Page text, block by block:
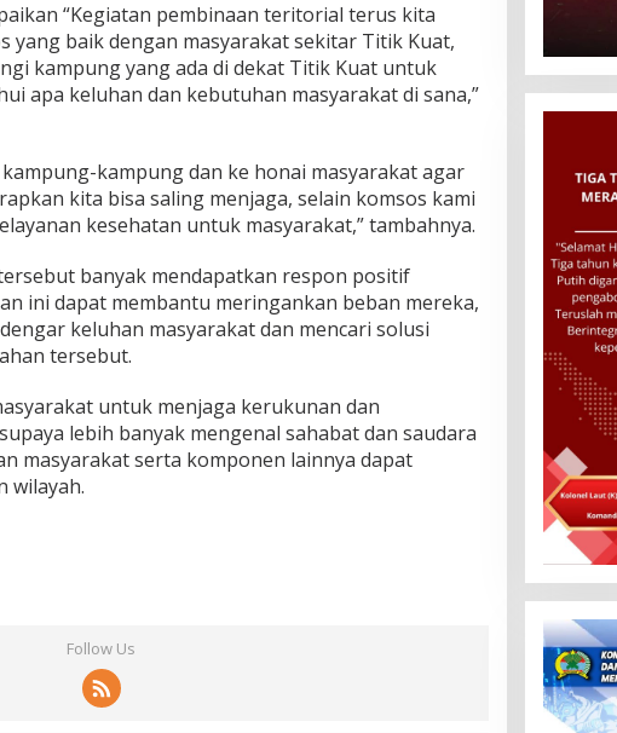
“Kegiatan pembinaan teritorial terus kita
yang baik dengan masyarakat sekitar Titik Kuat,
kampung yang ada di dekat Titik Kuat untuk
apa keluhan dan kebutuhan masyarakat di sana,”
kampung dan ke honai masyarakat agar
kita bisa saling menjaga, selain komsos kami
kesehatan untuk masyarakat,” tambahnya.
banyak mendapatkan respon positif
ini dapat membantu meringankan beban mereka,
keluhan masyarakat dan mencari solusi
tersebut.
untuk menjaga kerukunan dan
lebih banyak mengenal sahabat dan saudara
masyarakat serta komponen lainnya dapat
wilayah.
Follow Us